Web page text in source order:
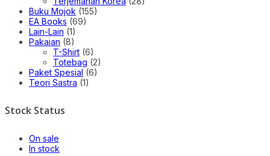
Buku Mojok (155)
EA Books (69)
Lain-Lain (1)
Pakaian (8)
T-Shirt (6)
Totebag (2)
Paket Spesial (6)
Teori Sastra (1)
Stock Status
On sale
In stock